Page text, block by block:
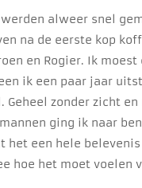
alweer snel
na de eerste kop
en Rogier. Ik moest
ik een paar jaar
Geheel zonder zicht
ging ik naar
een hele belevenis
hoe het moet voelen